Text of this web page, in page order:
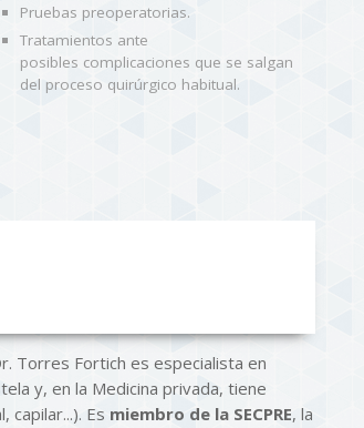
Pruebas preoperatorias.
Tratamientos ante
posibles complicaciones que se salgan
del proceso quirúrgico habitual.
Torres Fortich es especialista en
y, en la Medicina privada, tiene
capilar...). Es miembro de la SECPRE, la